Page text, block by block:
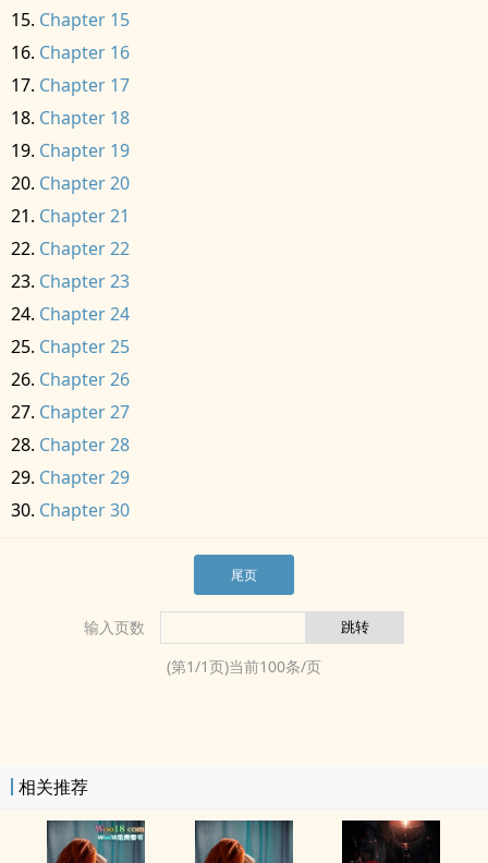
Chapter 15
Chapter 16
Chapter 17
Chapter 18
Chapter 19
Chapter 20
Chapter 21
Chapter 22
Chapter 23
Chapter 24
Chapter 25
Chapter 26
Chapter 27
Chapter 28
Chapter 29
Chapter 30
尾页
输入页数
(第1/1页)当前100条/页
相关推荐